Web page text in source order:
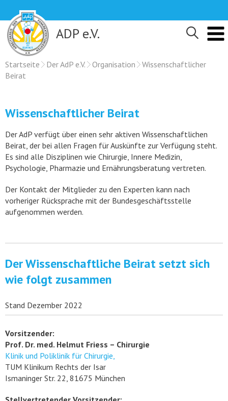
content
ADP e.V.
Startseite Der AdP e.V. Organisation
Wissenschaftlicher
Beirat
Wissenschaftlicher Beirat
Der AdP verfügt über einen sehr aktiven Wissenschaftlichen
Beirat, der bei allen Fragen für Auskünfte zur Verfügung steht.
Es sind alle Disziplinen wie Chirurgie, Innere Medizin,
Psychologie, Pharmazie und Ernährungsberatung vertreten.
Der Kontakt der Mitglieder zu den Experten kann nach
vorheriger Rücksprache mit der Bundesgeschäftsstelle
aufgenommen werden.
Der Wissenschaftliche Beirat setzt sich
wie folgt zusammen
Stand Dezember 2022
Vorsitzender:
Prof. Dr. med. Helmut Friess – Chirurgie
Klinik und Poliklinik für Chirurgie,
TUM Klinikum Rechts der Isar
Ismaninger Str. 22, 81675 München